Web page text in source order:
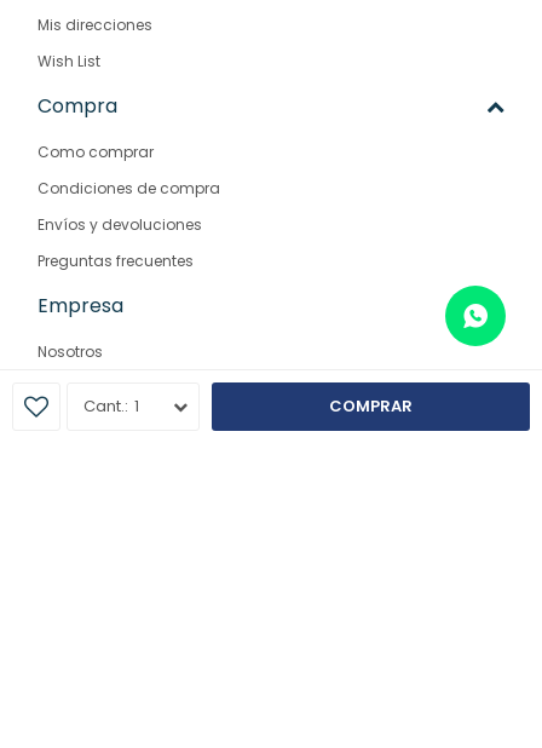
1 COMPRAR
Mis direcciones
Wish List
Compra
Como comprar
Condiciones de compra
Envíos y devoluciones
Preguntas frecuentes
Empresa
Nosotros